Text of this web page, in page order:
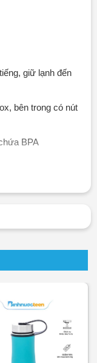
giữ lạnh đến
bên trong có nút
BPA